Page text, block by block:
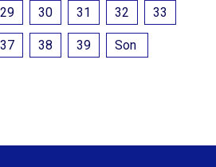
29 30 31 32 33
37 38 39 Son